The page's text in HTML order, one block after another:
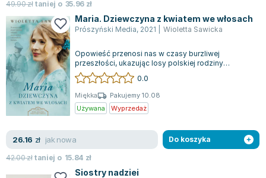
49.90złtaniej o 35.96 zł
Maria. Dziewczyna z kwiatem we włosach
Prószyński Media, 2021 Wioletta Sawicka
Opowieść przenosi nas w czasy burzliwej
przeszłości, ukazując losy polskiej rodziny
ziemiańskiej z Kresów wileńskich. Jest to trze...
0.0
Miękka
Pakujemy 10.08
Używana
Wyprzedaż
26.16 zł jak nowa
42.00złtaniej o 15.84 zł
Do koszyka
Siostry nadziei